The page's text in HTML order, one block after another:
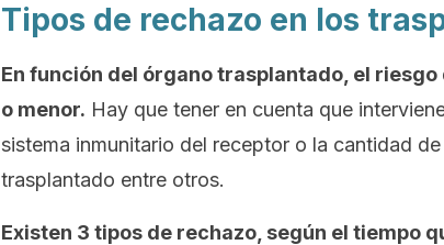
Tipos de rechazo en los
En función del órgano trasplantado, el
o menor. Hay que tener en cuenta que
sistema inmunitario del receptor o la cantidad
trasplantado entre otros.
Existen 3 tipos de rechazo, según el tiempo